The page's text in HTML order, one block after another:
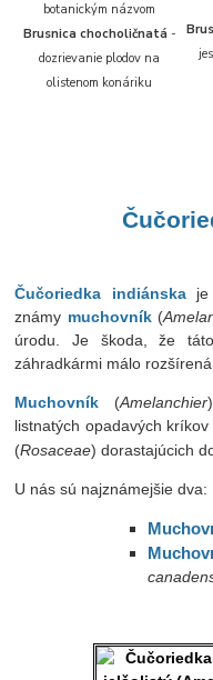
botanickým názvom
Brusnica chocholičnatá -
dozrievanie plodov na
olistenom konáriku
Čučoriedka indiánskaje
známy muchovník (
úrodu. Je škoda, že
záhradkármi málo
Muchovník (Amelanchier
listnatých opadavých
(Rosaceae) dorastajúcich
U nás sú najznámejšie dva: